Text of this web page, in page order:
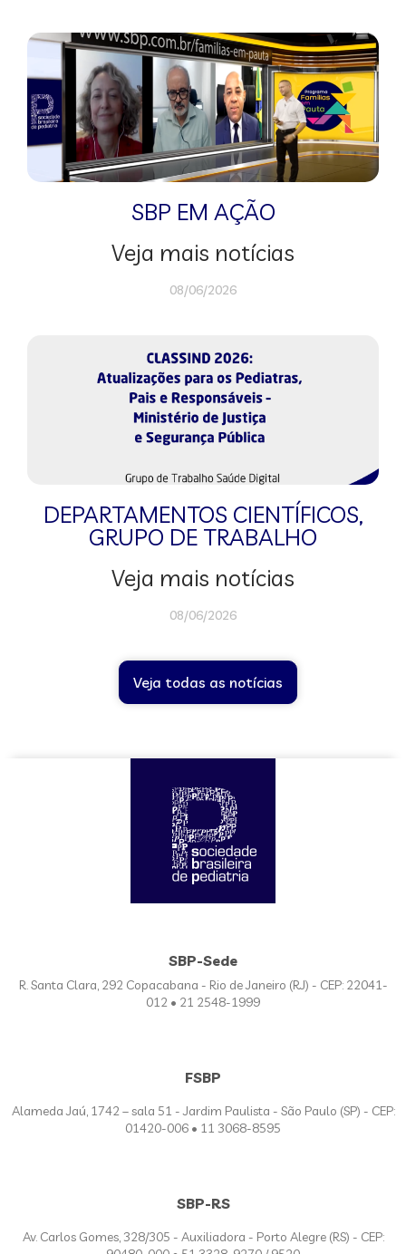
SBP EM AÇÃO
Veja mais notícias
08/06/2026
DEPARTAMENTOS CIENTÍFICOS,
GRUPO DE TRABALHO
Veja mais notícias
08/06/2026
Veja todas as notícias
SBP-Sede
R. Santa Clara, 292 Copacabana - Rio de Janeiro (RJ) - CEP: 22041-
012 • 21 2548-1999
FSBP
Alameda Jaú, 1742 – sala 51 - Jardim Paulista - São Paulo (SP) - CEP:
01420-006 • 11 3068-8595
SBP-RS
Av. Carlos Gomes, 328/305 - Auxiliadora - Porto Alegre (RS) - CEP: